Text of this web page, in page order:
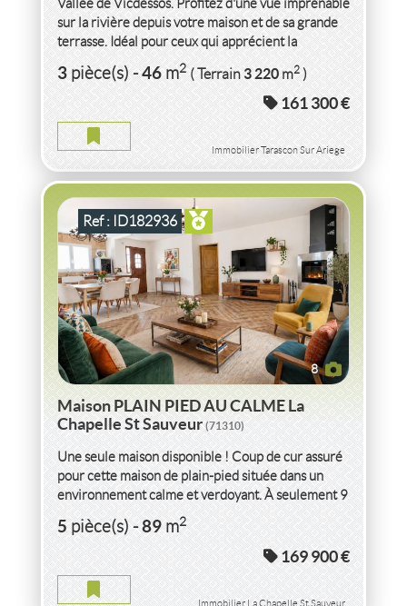
Vallée de Vicdessos. Profitez d'une vue imprenable
sur la rivière depuis votre maison et de sa grande
terrasse. Idéal pour ceux qui apprécient la
tranquillité...
3pièce(s)-46m2 ( Terrain3 220m2)
161 300 €
Immobilier Tarascon Sur Ariege
8
Ref : ID182936
VENTE MAISON PLAIN PIED AU CALMESAONE-
ET-LOIRE
MAISON PLAIN PIED AU CALME SAONE-ET-LOIRE
5pièce(s)-89m2
Maison PLAIN PIED AU CALME La
Chapelle St Sauveur(71310)
Une seule maison disponible ! Coup de cur assuré
pour cette maison de plain-pied située dans un
environnement calme et verdoyant. À seulement 9
minutes de Pierre-de-Bresse...
5pièce(s)-89m2
169 900 €
Immobilier La Chapelle St Sauveur